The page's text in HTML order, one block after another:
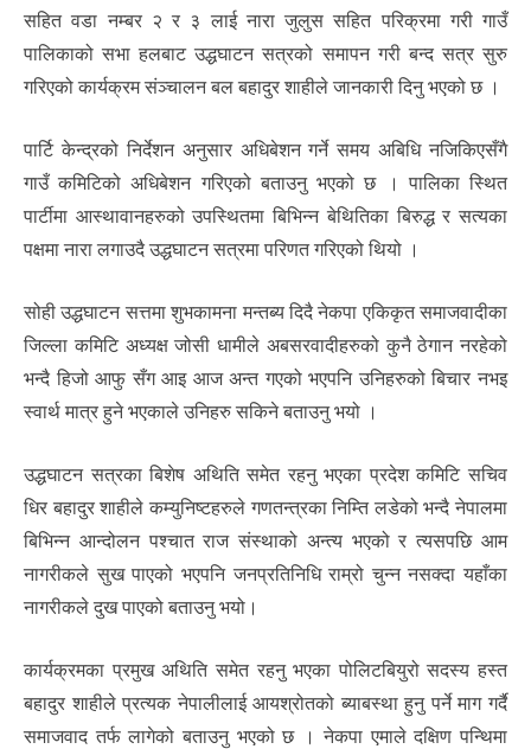
सहित वडा नम्बर २ र ३ लाई नारा जुलुस सहित परिक्रमा गरी गाउँ
पालिकाको सभा हलबाट उद्धघाटन सत्रको समापन गरी बन्द सत्र सुरु
गरिएको कार्यक्रम संञ्चालन बल बहादुर शाहीले जानकारी दिनु भएको छ ।
पार्टि केन्द्रको निर्देशन अनुसार अधिबेशन गर्ने समय अबिधि नजिकिएसँगै
गाउँ कमिटिको अधिबेशन गरिएको बताउनु भएको छ । पालिका स्थित
पार्टीमा आस्थावानहरुको उपस्थितमा बिभिन्न बेथितिका बिरुद्ध र सत्यका
पक्षमा नारा लगाउदै उद्धघाटन सत्रमा परिणत गरिएको थियो ।
सोही उद्धघाटन सत्तमा शुभकामना मन्तब्य दिदै नेकपा एकिकृत समाजवादीका
जिल्ला कमिटि अध्यक्ष जोसी धामीले अबसरवादीहरुको कुनै ठेगान नरहेको
भन्दै हिजो आफु सँग आइ आज अन्त गएको भएपनि उनिहरुको बिचार नभइ
स्वार्थ मात्र हुने भएकाले उनिहरु सकिने बताउनु भयो ।
उद्धघाटन सत्रका बिशेष अथिति समेत रहनु भएका प्रदेश कमिटि सचिव
धिर बहादुर शाहीले कम्युनिष्टहरुले गणतन्त्रका निम्ति लडेको भन्दै नेपालमा
बिभिन्न आन्दोलन पश्चात राज संस्थाको अन्त्य भएको र त्यसपछि आम
नागरीकले सुख पाएको भएपनि जनप्रतिनिधि राम्रो चुन्न नसक्दा यहाँका
नागरीकले दुख पाएको बताउनु भयो।
कार्यक्रमका प्रमुख अथिति समेत रहनु भएका पोलिटबियुरो सदस्य हस्त
बहादुर शाहीले प्रत्यक नेपालीलाई आयश्रोतको ब्याबस्था हुनु पर्ने माग गर्दै
समाजवाद तर्फ लागेको बताउनु भएको छ । नेकपा एमाले दक्षिण पन्थिमा